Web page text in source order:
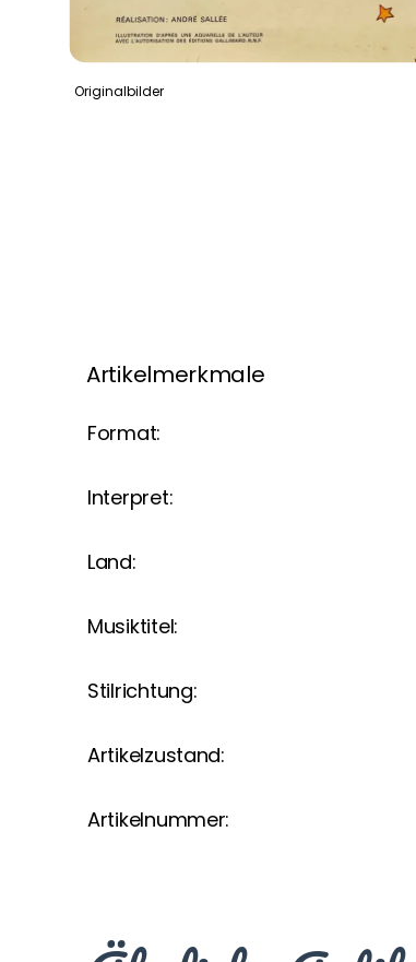
Originalbilder
Artikelmerkmale
Format:
Interpret:
Land:
Musiktitel:
Stilrichtung:
Artikelzustand:
Artikelnummer: